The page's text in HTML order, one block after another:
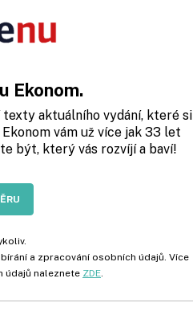
Ekonom.
texty aktuálního vydání, které si
vám už více jak 33 let
být, který vás rozvíjí a baví!
a zpracování osobních údajů. Více
údajů naleznete ZDE